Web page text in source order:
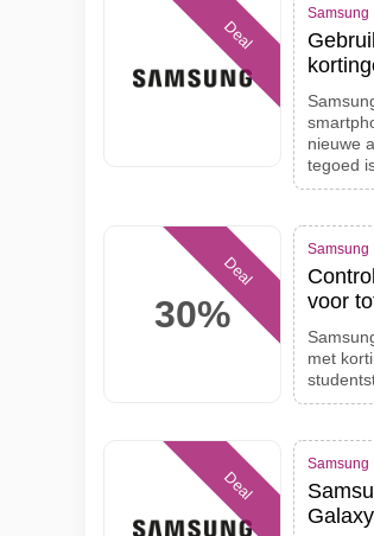
Deal
Samsung
nieuwe
tegoed
30%
Deal
Samsung
voor
met
Deal
Samsung